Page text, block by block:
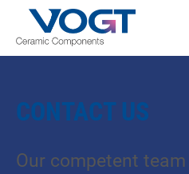
CONTACT US
Our competent